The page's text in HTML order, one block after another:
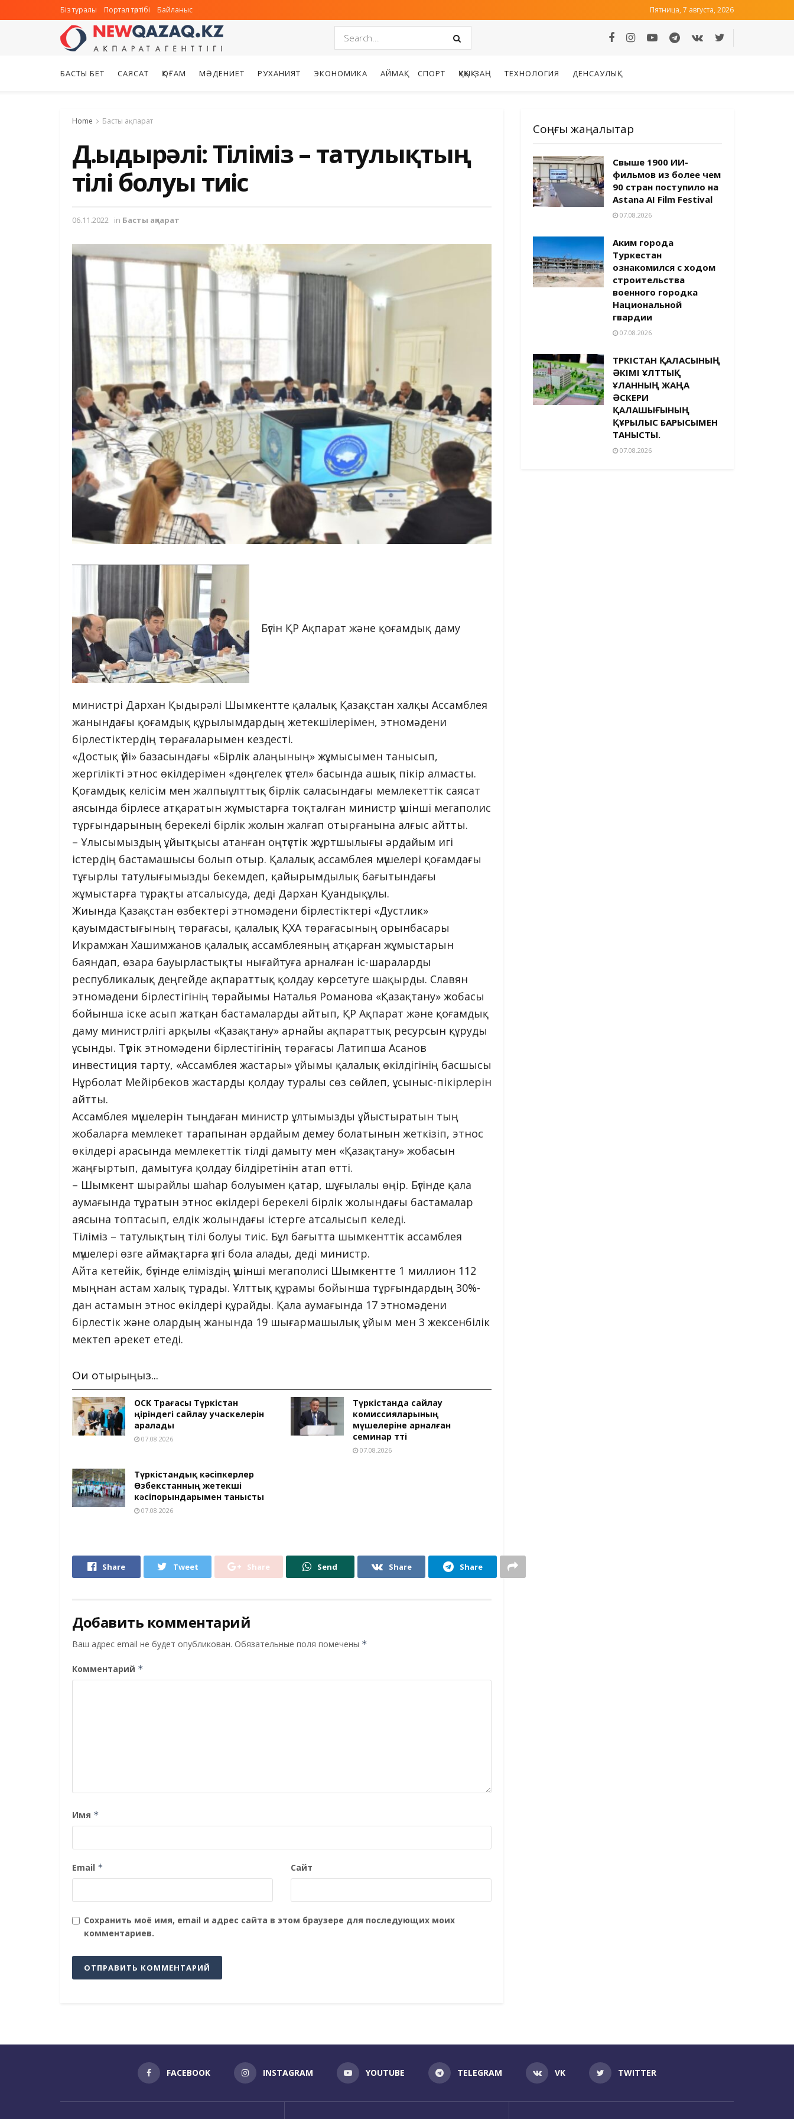
Біз туралы Портал тәртібі Байланыс Пятница, 7 августа, 2026
БАСТЫ БЕТ САЯСАТ ҚОҒАМ МӘДЕНИЕТ РУХАНИЯТ ЭКОНОМИКА АЙМАҚ СПОРТ ҚҰҚЫҚ-ЗАҢ ТЕХНОЛОГИЯ ДЕНСАУЛЫҚ
Home Басты ақпарат
Д.Қыдырәлі: Тіліміз – татулықтың
тілі болуы тиіс
06.11.2022 in Басты ақпарат
Бүгін ҚР Ақпарат және қоғамдық даму
министрі Дархан Қыдырәлі Шымкентте қалалық Қазақстан халқы Ассамблея
жанындағы қоғамдық құрылымдардың жетекшілерімен, этномәдени
бірлестіктердің төрағаларымен кездесті.
«Достық үйі» базасындағы «Бірлік алаңының» жұмысымен танысып,
жергілікті этнос өкілдерімен «дөңгелек үстел» басында ашық пікір алмасты.
Қоғамдық келісім мен жалпыұлттық бірлік саласындағы мемлекеттік саясат
аясында бірлесе атқаратын жұмыстарға тоқталған министр үшінші мегаполис
тұрғындарының берекелі бірлік жолын жалғап отырғанына алғыс айтты.
– Ұлысымыздың ұйытқысы атанған оңтүстік жұртшылығы әрдайым игі
істердің бастамашысы болып отыр. Қалалық ассамблея мүшелері қоғамдағы
тұғырлы татулығымызды бекемдеп, қайырымдылық бағытындағы
жұмыстарға тұрақты атсалысуда, деді Дархан Қуандықұлы.
Жиында Қазақстан өзбектері этномәдени бірлестіктері «Дустлик»
қауымдастығының төрағасы, қалалық ҚХА төрағасының орынбасары
Икрамжан Хашимжанов қалалық ассамблеяның атқарған жұмыстарын
баяндап, өзара бауырластықты нығайтуға арналған іс-шараларды
республикалық деңгейде ақпараттық қолдау көрсетуге шақырды. Славян
этномәдени бірлестігінің төрайымы Наталья Романова «Қазақтану» жобасы
бойынша іске асып жатқан бастамаларды айтып, ҚР Ақпарат және қоғамдық
даму министрлігі арқылы «Қазақтану» арнайы ақпараттық ресурсын құруды
ұсынды. Түрік этномәдени бірлестігінің төрағасы Латипша Асанов
инвестиция тарту, «Ассамблея жастары» ұйымы қалалық өкілдігінің басшысы
Нұрболат Мейірбеков жастарды қолдау туралы сөз сөйлеп, ұсыныс-пікірлерін
айтты.
Ассамблея мүшелерін тыңдаған министр ұлтымызды ұйыстыратын тың
жобаларға мемлекет тарапынан әрдайым демеу болатынын жеткізіп, этнос
өкілдері арасында мемлекеттік тілді дамыту мен «Қазақтану» жобасын
жаңғыртып, дамытуға қолдау білдіретінін атап өтті.
– Шымкент шырайлы шаһар болуымен қатар, шұғылалы өңір. Бүгінде қала
аумағында тұратын этнос өкілдері берекелі бірлік жолындағы бастамалар
аясына топтасып, елдік жолындағы істерге атсалысып келеді.
Тіліміз – татулықтың тілі болуы тиіс. Бұл бағытта шымкенттік ассамблея
мүшелері өзге аймақтарға үлгі бола алады, деді министр.
Айта кетейік, бүгінде еліміздің үшінші мегаполисі Шымкентте 1 миллион 112
мыңнан астам халық тұрады. Ұлттық құрамы бойынша тұрғындардың 30%-
дан астамын этнос өкілдері құрайды. Қала аумағында 17 этномәдени
бірлестік және олардың жанында 19 шығармашылық ұйым мен 3 жексенбілік
мектеп әрекет етеді.
Оқи отырыңыз...
ОСК Төрағасы Түркістан
өңіріндегі сайлау учаскелерін
аралады
07.08.2026
Түркістанда сайлау
комиссияларының
мүшелеріне арналған
семинар өтті
07.08.2026
Түркістандық кәсіпкерлер
Өзбекстанның жетекші
кәсіпорындарымен танысты
07.08.2026
Share Tweet Share Send Share Share
Добавить комментарий
Ваш адрес email не будет опубликован. Обязательные поля помечены *
Комментарий *
Имя *
Email * Сайт
Сохранить моё имя, email и адрес сайта в этом браузере для последующих моих
комментариев.
Соңғы жаңалықтар
Свыше 1900 ИИ-
фильмов из более чем
90 стран поступило на
Astana AI Film Festival
07.08.2026
Аким города
Туркестан
ознакомился с ходом
строительства
военного городка
Национальной
гвардии
07.08.2026
ТҮРКІСТАН ҚАЛАСЫНЫҢ
ӘКІМІ ҰЛТТЫҚ
ҰЛАННЫҢ ЖАҢА
ӘСКЕРИ
ҚАЛАШЫҒЫНЫҢ
ҚҰРЫЛЫС БАРЫСЫМЕН
ТАНЫСТЫ.
07.08.2026
FACEBOOK INSTAGRAM YOUTUBE TELEGRAM VK TWITTER